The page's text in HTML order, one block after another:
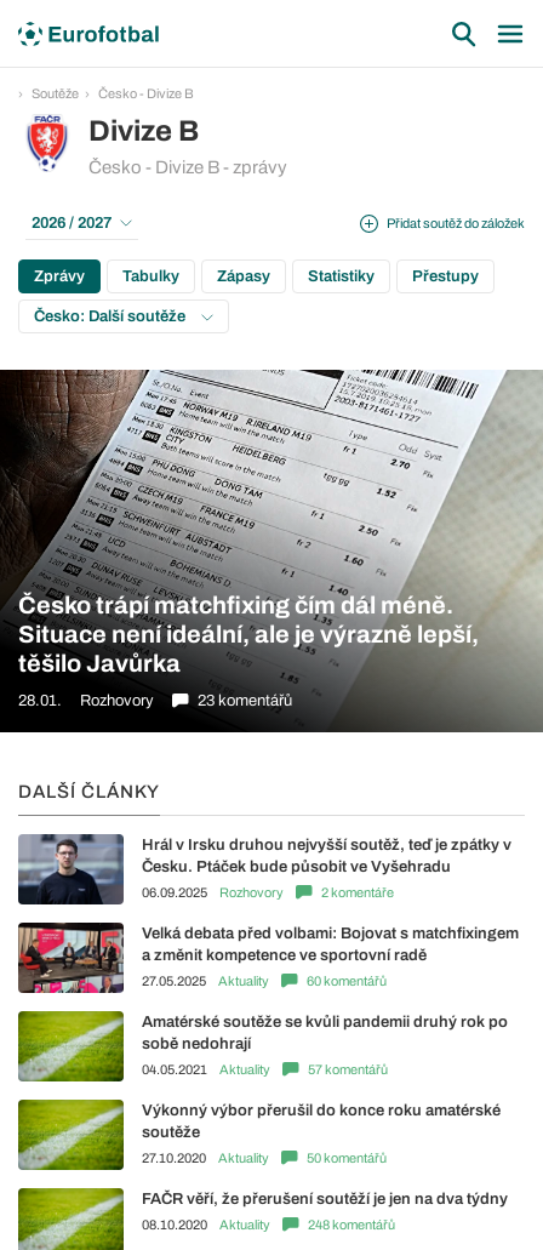
Soutěže Česko - Divize B
Divize B
Česko - Divize B - zprávy
Přidat soutěž do záložek
2026 / 2027
Zprávy Tabulky Zápasy Statistiky Přestupy
Česko: Další soutěže
Česko trápí matchfixing čím dál méně.
Situace není ideální, ale je výrazně lepší,
těšilo Javůrka
28.01. Rozhovory 23 komentářů
DALŠÍ ČLÁNKY
Hrál v Irsku druhou nejvyšší soutěž, teď je zpátky v
Česku. Ptáček bude působit ve Vyšehradu
06.09.2025 Rozhovory 2 komentáře
Velká debata před volbami: Bojovat s matchfixingem
a změnit kompetence ve sportovní radě
27.05.2025 Aktuality 60 komentářů
Amatérské soutěže se kvůli pandemii druhý rok po
sobě nedohrají
04.05.2021 Aktuality 57 komentářů
Výkonný výbor přerušil do konce roku amatérské
soutěže
27.10.2020 Aktuality 50 komentářů
FAČR věří, že přerušení soutěží je jen na dva týdny
08.10.2020 Aktuality 248 komentářů